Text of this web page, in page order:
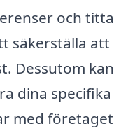
och titta
säkerställa att
Dessutom kan
dina specifika
med företaget